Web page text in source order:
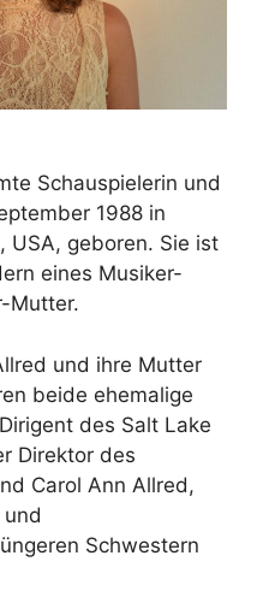
Schauspielerin und
1988 in
USA, geboren. Sie ist
eines Musiker-
Mutter.
und ihre Mutter
beide ehemalige
des Salt Lake
Direktor des
Carol Ann Allred,
Schwestern